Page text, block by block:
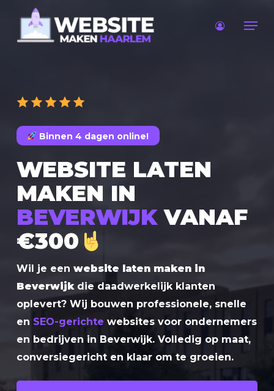
main
Binnen 4 dagen online!
WEBSITE LATEN
MAKEN IN
BEVERWIJKVANAF
€300
Wil je een website laten maken in
Beverwijkdie daadwerkelijk klanten
oplevert? Wij bouwen professionele, snelle
en SEO-gerichte websites voor ondernemers
en bedrijven in Beverwijk. Volledig op maat,
conversiegericht en klaar om te groeien.